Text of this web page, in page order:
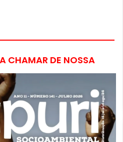
CHAMAR DE NOSSA